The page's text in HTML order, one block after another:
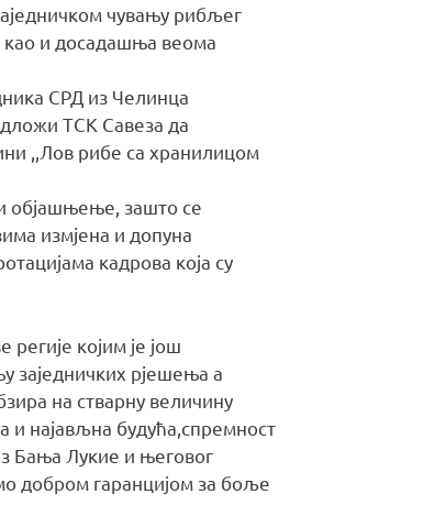
чувању рибљег
као и досадашња веома
СРД из Челинца
ТСК Савеза да
,,Лов рибе са хранилицом
објашњење, зашто се
измјена и допуна
кадрова која су
којим је још
заједничких рјешења а
на стварну величину
и најављна будућа,спремност
Бања Лукие и његовог
добром гаранцијом за боље